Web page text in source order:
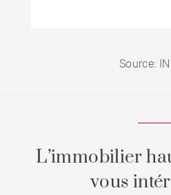
Source:
L’immobilier
vous